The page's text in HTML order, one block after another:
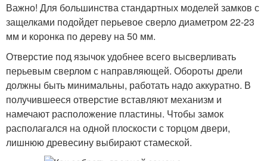
Важно! Для большинства стандартных моделей замков с
защелками подойдет перьевое сверло диаметром 22-23
мм и коронка по дереву на 50 мм.
Отверстие под язычок удобнее всего высверливать
перьевым сверлом с направляющей. Обороты дрели
должны быть минимальны, работать надо аккуратно. В
получившееся отверстие вставляют механизм и
намечают расположение пластины. Чтобы замок
располагался на одной плоскости с торцом двери,
лишнюю древесину выбирают стамеской.